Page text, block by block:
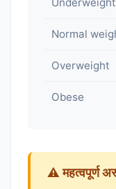
Normal
Overweight
Obese
⚠️ महत्वपूर्ण